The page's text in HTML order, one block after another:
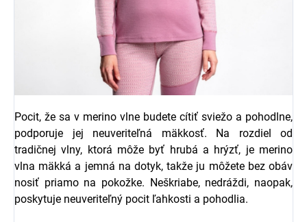
Pocit, že sa v merino vlne budete cítiť sviežo a pohodlne,
podporuje jej neuveriteľná mäkkosť. Na rozdiel od
tradičnej vlny, ktorá môže byť hrubá a hrýzť, je merino
vlna mäkká a jemná na dotyk, takže ju môžete bez obáv
nosiť priamo na pokožke. Neškriabe, nedráždi, naopak,
poskytuje neuveriteľný pocit ľahkosti a pohodlia.